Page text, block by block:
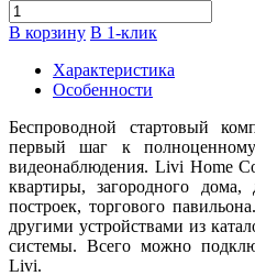
В корзину В 1-клик
Характеристика
Особенности
Беспроводной стартовый
первый шаг к
видеонаблюдения. Livi Home
квартиры, загородного дома,
построек, торгового
другими устройствами из
системы. Всего можно
Livi.